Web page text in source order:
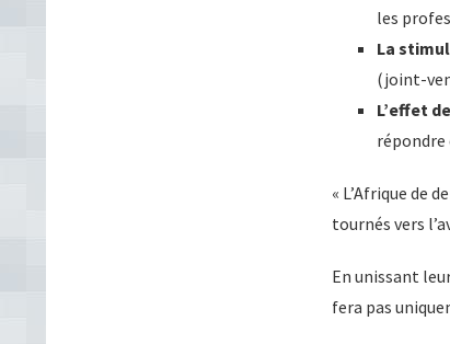
les
La
(joint-
L’effet
répondre
« L’Afrique de
tournés vers
En unissant
fera pas